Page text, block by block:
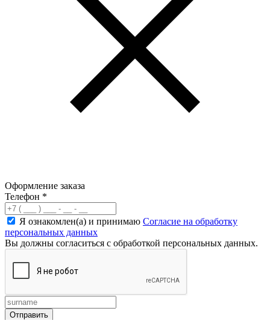
Оформление заказа
Телефон *
Я ознакомлен(а) и принимаю Согласие на обработку
персональных данных
Вы должны согласиться с обработкой персональных данных.